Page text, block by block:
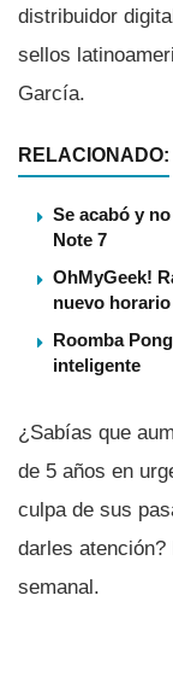
distribuidor
sellos
Garcí­a.
RELACIONADO:
Se acabó y
Note 7
OhMyGeek!
nuevo horario
Roomba
inteligente
¿Sabí­as que
de 5 años en
culpa de sus
darles
semanal.